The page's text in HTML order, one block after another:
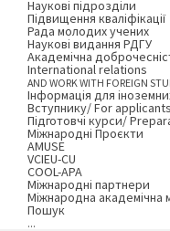
Наукові підрозділи
Підвищення кваліфікації
Рада молодих учених
Наукові видання РДГУ
Академічна
International relations
AND WORK WITH FOREIGN
Інформація для
Вступнику/ For applicants
Підготовчі курси/
Міжнародні Проєкти
AMUSE
VCIEU-CU
COOL-APA
Міжнародні партнери
Міжнародна академічна
Пошук
...